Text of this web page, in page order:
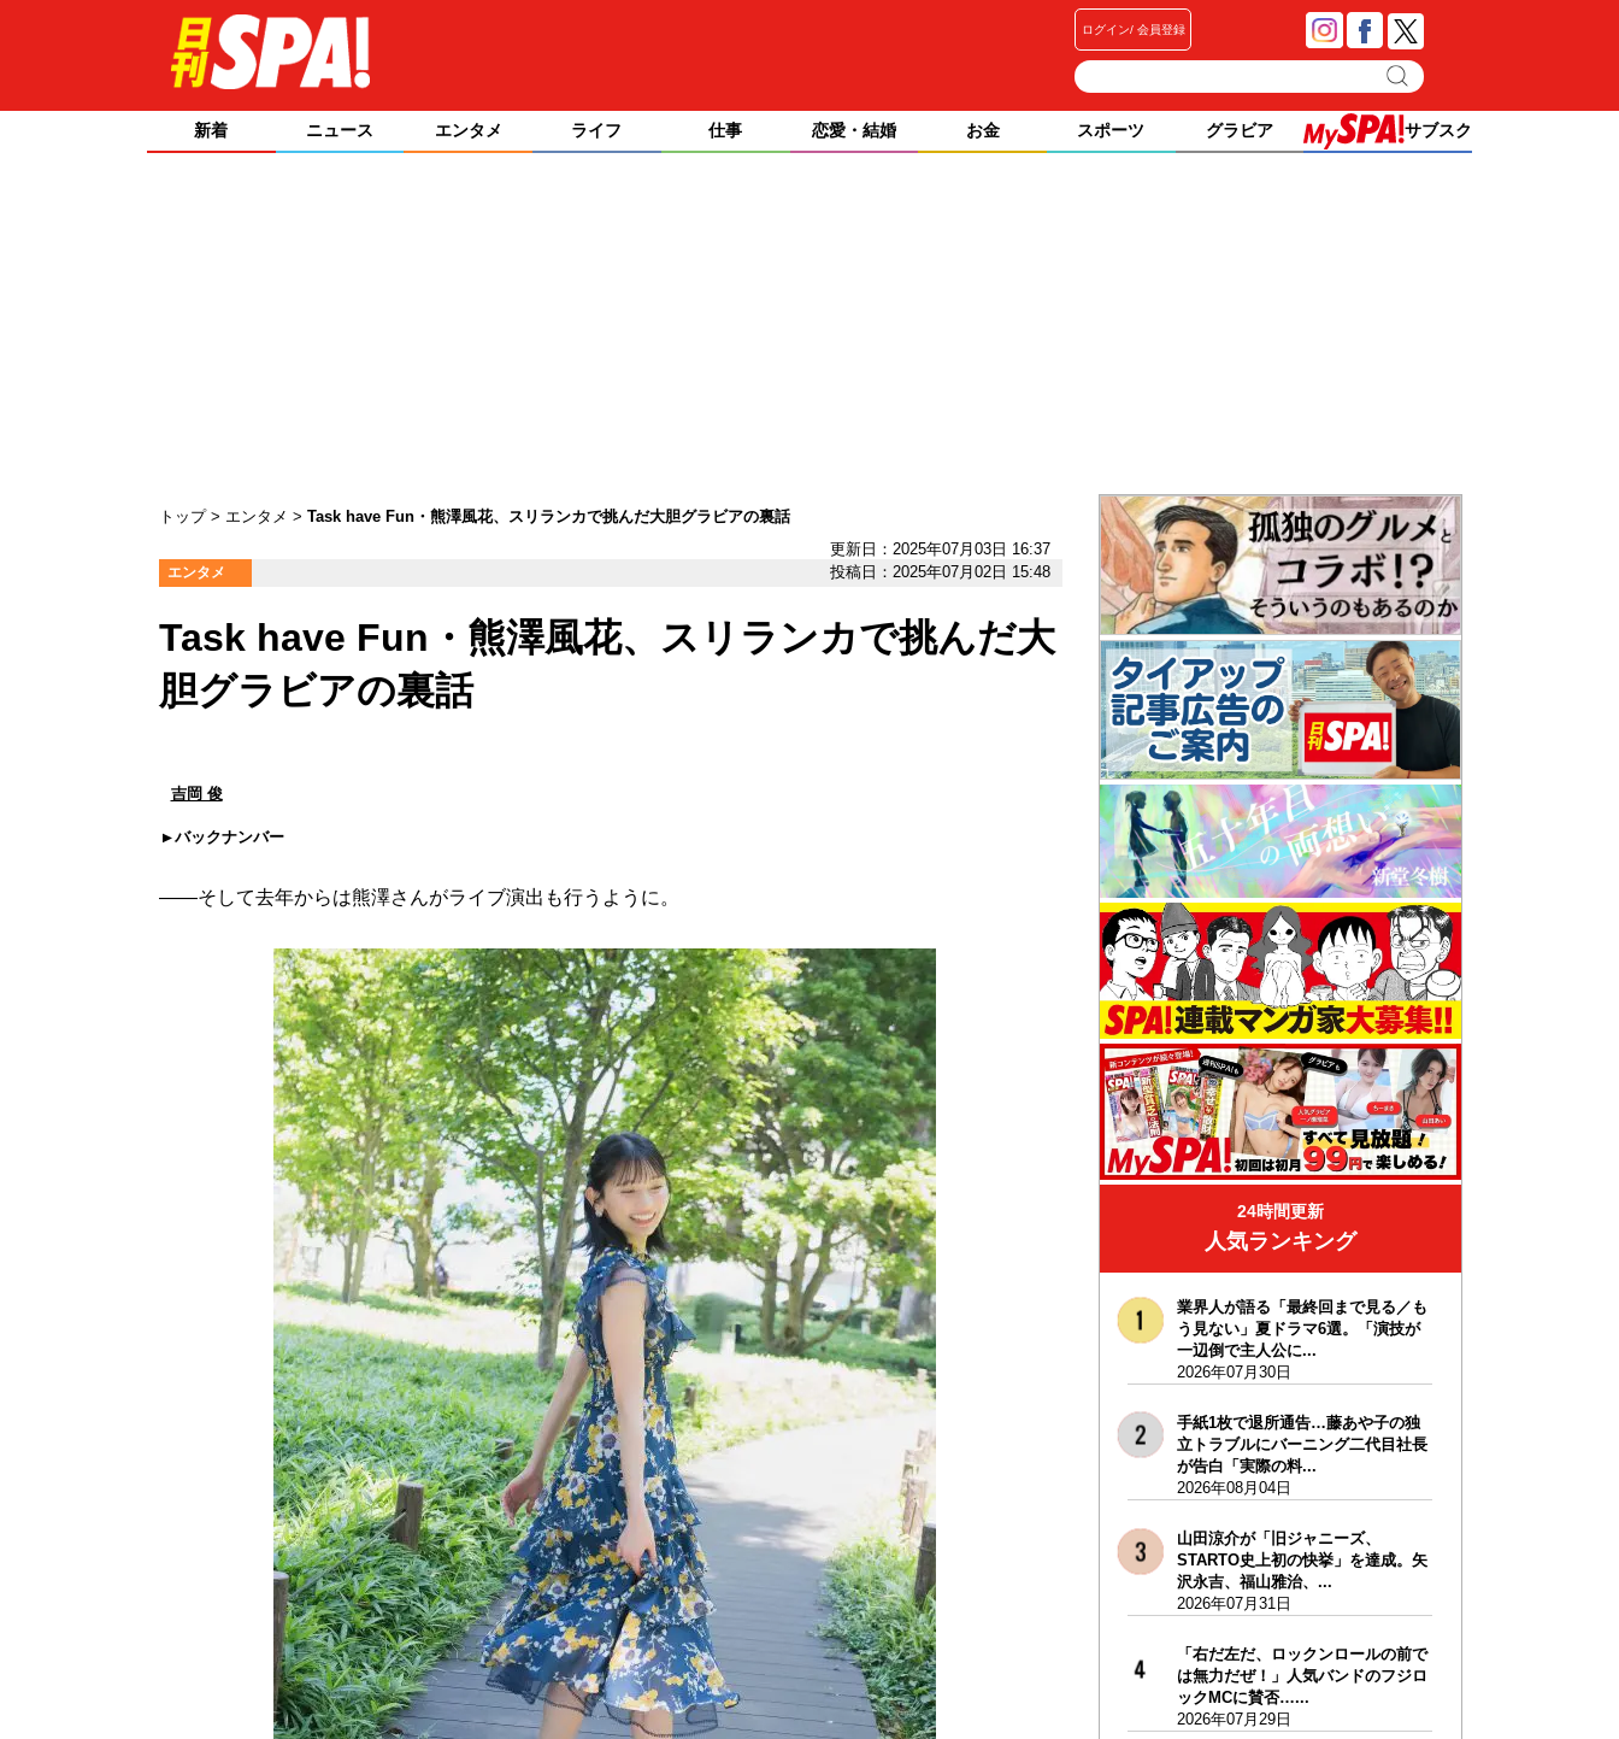
ログイン 会員登録
新着 ニュース エンタメ ライフ 仕事 恋愛・結婚 お金 スポーツ グラビア サブスク
トップ エンタメ
Task have Fun・熊澤風花、スリランカで挑んだ大胆グラビアの裏話
更新日：2025年07月03日 16:37
エンタメ 投稿日：2025年07月02日 15:48
Task have Fun・熊澤風花、スリランカで挑んだ大
胆グラビアの裏話
吉岡 俊
バックナンバー
――そして去年からは熊澤さんがライブ演出も行うように。
24時間更新
人気ランキング
業界人が語る「最終回まで見る／も
う見ない」夏ドラマ6選。「演技が
一辺倒で主人公に...
2026年07月30日
手紙1枚で退所通告…藤あや子の独
立トラブルにバーニング二代目社長
が告白「実際の料...
2026年08月04日
山田涼介が「旧ジャニーズ、
STARTO史上初の快挙」を達成。矢
沢永吉、福山雅治、...
2026年07月31日
「右だ左だ、ロックンロールの前で
は無力だぜ！」人気バンドのフジロ
ックMCに賛否…...
2026年07月29日